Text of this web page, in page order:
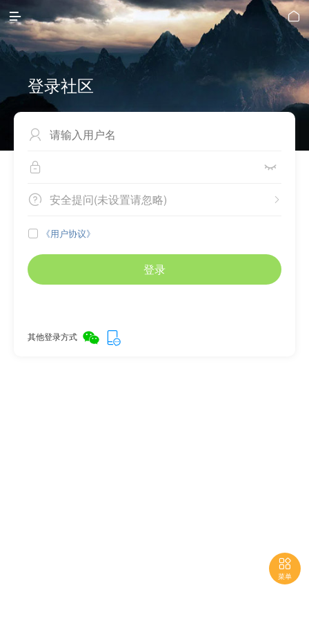
 
登录社区

 
 
安全提问(未设置请忽略)
 《用户协议》
登录
其他登录方式

菜单